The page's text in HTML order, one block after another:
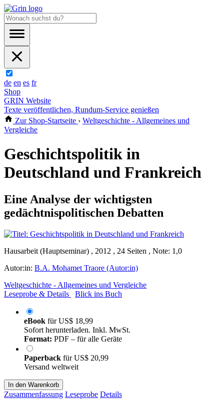
de en es fr
Shop
GRIN Website
Texte veröffentlichen, Rundum-Service genießen
Zur Shop-Startseite › Weltgeschichte - Allgemeines und
Vergleiche
Geschichtspolitik in
Deutschland und Frankreich
Eine Analyse der wichtigsten
gedächtnispolitischen Debatten
Hausarbeit (Hauptseminar) , 2012 , 24 Seiten , Note: 1,0
Autor:in: B.A. Mohamet Traore (Autor:in)
Weltgeschichte - Allgemeines und Vergleiche
Leseprobe & Details
Blick ins Buch
eBook fürUS$ 18,99
Sofort herunterladen. Inkl. MwSt.
Format: PDF – für alle Geräte
Paperback fürUS$ 20,99
Versand weltweit
In den Warenkorb
Zusammenfassung Leseprobe Details